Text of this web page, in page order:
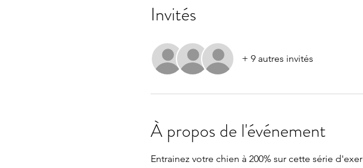
Invités
+ 9 autres invités
À propos de l'événement
Entrainez votre chien à 200% sur cette série